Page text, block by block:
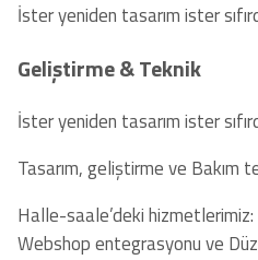
İster yeniden tasarım ister
Geliştirme & Teknik
İster yeniden tasarım ister
Tasarım, geliştirme ve Bakım
Halle-saale’deki
Webshop entegrasyonu ve